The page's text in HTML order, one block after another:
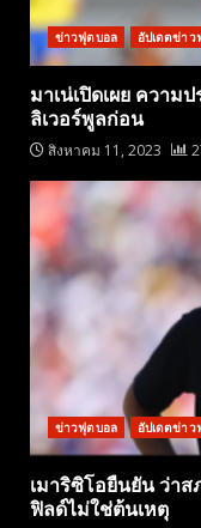
ข่าวฟุตบอล อัปเดตข่าว
มาเน่เปิดเผย ควา
ลิเวอร์พูลก่อน
สิงหาคม 11, 2023
ข่าวฟุตบอล อัปเดตข่าว
เมาริซิโอยืนยัน ว่า
ฟิลด์ไม่ใช่ต้นเหตุ